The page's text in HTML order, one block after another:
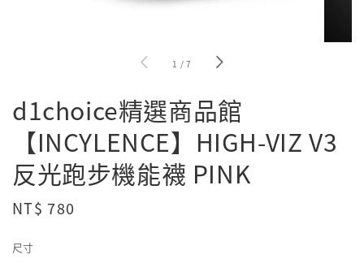
1 /7
d1choice精選商品館
【INCYLENCE】HIGH-VIZ V3
反光跑步機能襪 PINK
Regular
NT$ 780
尺寸